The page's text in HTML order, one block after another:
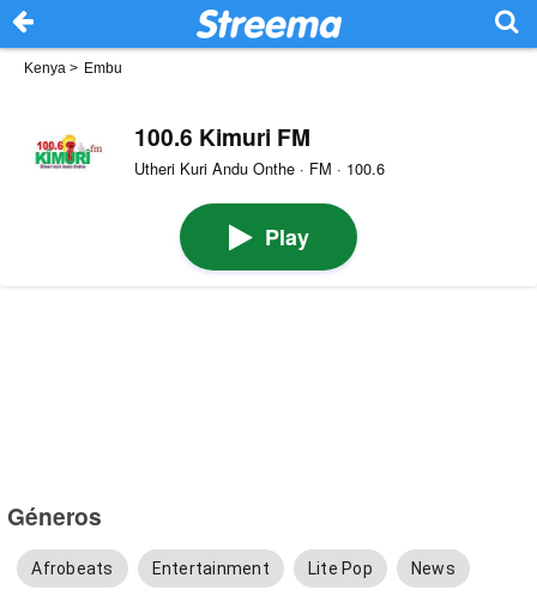
Kenya > Embu
100.6 Kimuri FM
Utheri Kuri Andu Onthe · FM · 100.6
Play
Géneros
Afrobeats Entertainment Lite Pop News